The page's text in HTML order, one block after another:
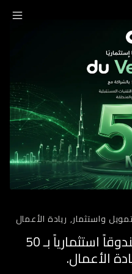
تمويل واستثمار, ريادة الأعمال
“دو” و”شروق” تطلقان صندوقاً استثمارياً بـ 50
الأعمال.